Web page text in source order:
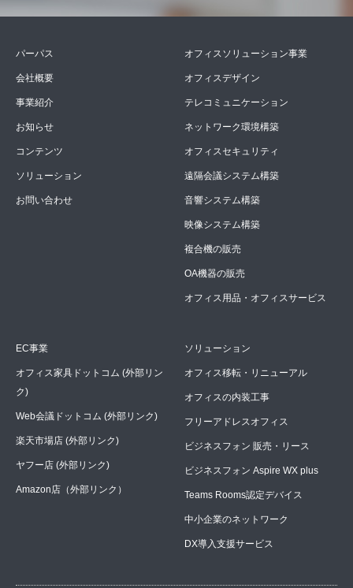
パーパス
会社概要
事業紹介
お知らせ
コンテンツ
ソリューション
お問い合わせ
オフィスソリューション事業
オフィスデザイン
テレコミュニケーション
ネットワーク環境構築
オフィスセキュリティ
遠隔会議システム構築
音響システム構築
映像システム構築
複合機の販売
OA機器の販売
オフィス用品・オフィスサービス
EC事業
オフィス家具ドットコム (外部リン
ク)
Web会議ドットコム (外部リンク)
楽天市場店 (外部リンク)
ヤフー店 (外部リンク)
Amazon店（外部リンク）
ソリューション
オフィス移転・リニューアル
オフィスの内装工事
フリーアドレスオフィス
ビジネスフォン 販売・リース
ビジネスフォン Aspire WX plus
Teams Rooms認定デバイス
中小企業のネットワーク
DX導入支援サービス